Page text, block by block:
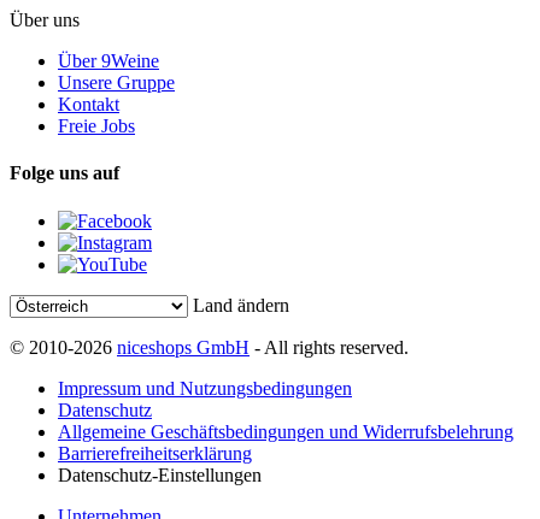
Über uns
Über 9Weine
Unsere Gruppe
Kontakt
Freie Jobs
Folge uns auf
Land ändern
© 2010-2026 niceshops GmbH - All rights reserved.
Impressum und Nutzungsbedingungen
Datenschutz
Allgemeine Geschäftsbedingungen und Widerrufsbelehrung
Barrierefreiheitserklärung
Datenschutz-Einstellungen